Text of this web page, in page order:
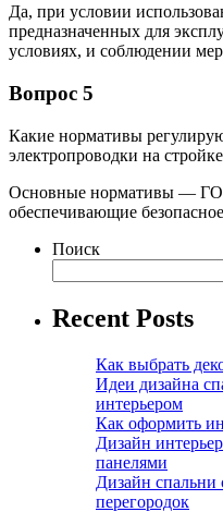
Да, при условии
предназначенных для
условиях, и соблюдении
Вопрос 5
Какие нормативы
электропроводки на
Основные нормативы —
обеспечивающие
Поиск
Recent Posts
Как выбрать
Идеи дизайна
интерьером
Как оформить
Дизайн
панелями
Дизайн спальни
перегородок